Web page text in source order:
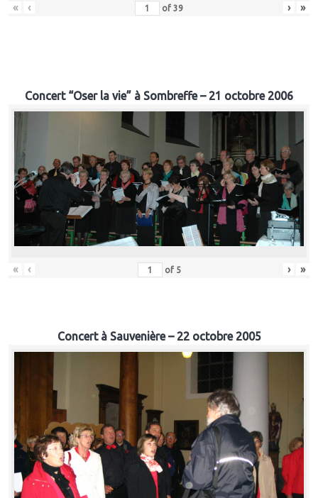
« ‹ of 39 › »
Concert “Oser la vie” à Sombreffe – 21 octobre 2006
« ‹ of 5 › »
Concert à Sauvenière – 22 octobre 2005